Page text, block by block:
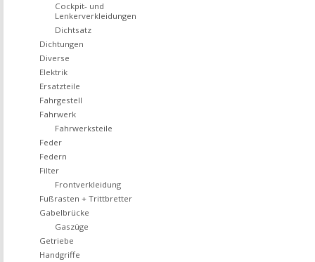
Cockpit- und
Lenkerverkleidungen
Dichtsatz
Dichtungen
Diverse
Elektrik
Ersatzteile
Fahrgestell
Fahrwerk
Fahrwerksteile
Feder
Federn
Filter
Frontverkleidung
Fußrasten + Trittbretter
Gabelbrücke
Gaszüge
Getriebe
Handgriffe